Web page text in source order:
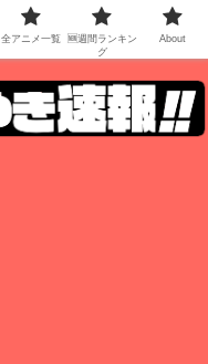
全アニメ一覧
🆕週間ランキン
グ
About